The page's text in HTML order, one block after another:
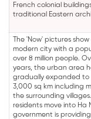
French colonial
traditional Eastern
The 'Now' pictures show
modern city with a
over 8 million people.
years, the urban area
gradually expanded to
3,000 sq km including
the surrounding
residents move into Ha
government is